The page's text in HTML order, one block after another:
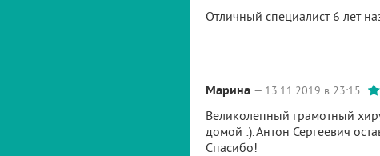
Отличный специалист 6 лет
Марина — 13.11.2019 в 23:15
Великолепный грамотный
домой :). Антон Сергеевич
Спасибо!